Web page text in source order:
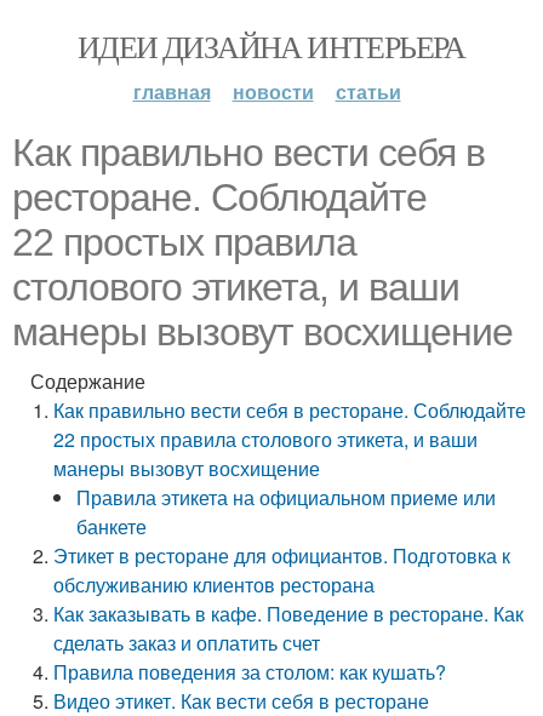
ИДЕИ ДИЗАЙНА ИНТЕРЬЕРА
главная новости статьи
Как правильно вести себя в
ресторане. Соблюдайте
22 простых правила
столового этикета, и ваши
манеры вызовут восхищение
Содержание
Как правильно вести себя в ресторане. Соблюдайте
22 простых правила столового этикета, и ваши
манеры вызовут восхищение
Правила этикета на официальном приеме или
банкете
Этикет в ресторане для официантов. Подготовка к
обслуживанию клиентов ресторана
Как заказывать в кафе. Поведение в ресторане. Как
сделать заказ и оплатить счет
Правила поведения за столом: как кушать?
Видео этикет. Как вести себя в ресторане